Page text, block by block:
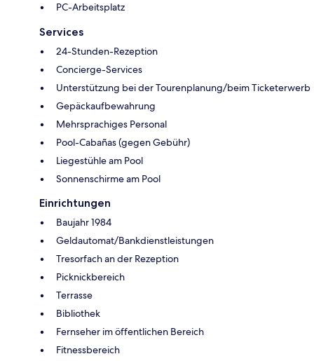
PC-Arbeitsplatz
Services
24-Stunden-Rezeption
Concierge-Services
Unterstützung bei der Tourenplanung/beim Ticketerwerb
Gepäckaufbewahrung
Mehrsprachiges Personal
Pool-Cabañas (gegen Gebühr)
Liegestühle am Pool
Sonnenschirme am Pool
Einrichtungen
Baujahr 1984
Geldautomat/Bankdienstleistungen
Tresorfach an der Rezeption
Picknickbereich
Terrasse
Bibliothek
Fernseher im öffentlichen Bereich
Fitnessbereich